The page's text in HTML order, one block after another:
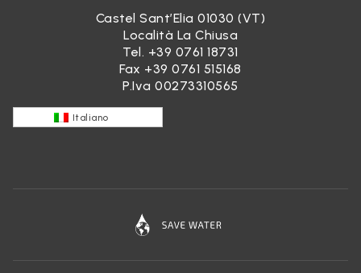
Castel Sant’Elia 01030 (VT)
Località La Chiusa
Tel. +39 0761 18731
Fax +39 0761 515168
P.Iva 00273310565
Italiano